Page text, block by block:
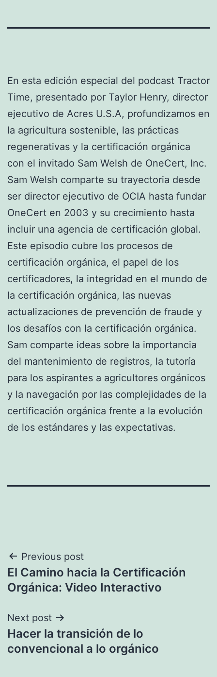
En esta edición especial del podcast Tractor
Time, presentado por Taylor Henry, director
ejecutivo de Acres U.S.A, profundizamos en
la agricultura sostenible, las prácticas
regenerativas y la certificación orgánica
con el invitado Sam Welsh de OneCert, Inc.
Sam Welsh comparte su trayectoria desde
ser director ejecutivo de OCIA hasta fundar
OneCert en 2003 y su crecimiento hasta
incluir una agencia de certificación global.
Este episodio cubre los procesos de
certificación orgánica, el papel de los
certificadores, la integridad en el mundo de
la certificación orgánica, las nuevas
actualizaciones de prevención de fraude y
los desafíos con la certificación orgánica.
Sam comparte ideas sobre la importancia
del mantenimiento de registros, la tutoría
para los aspirantes a agricultores orgánicos
y la navegación por las complejidades de la
certificación orgánica frente a la evolución
de los estándares y las expectativas.
Navegación
de
Previous post
El Camino hacia la Certificación
Orgánica: Video Interactivo
Next post
Hacer la transición de lo
convencional a lo orgánico